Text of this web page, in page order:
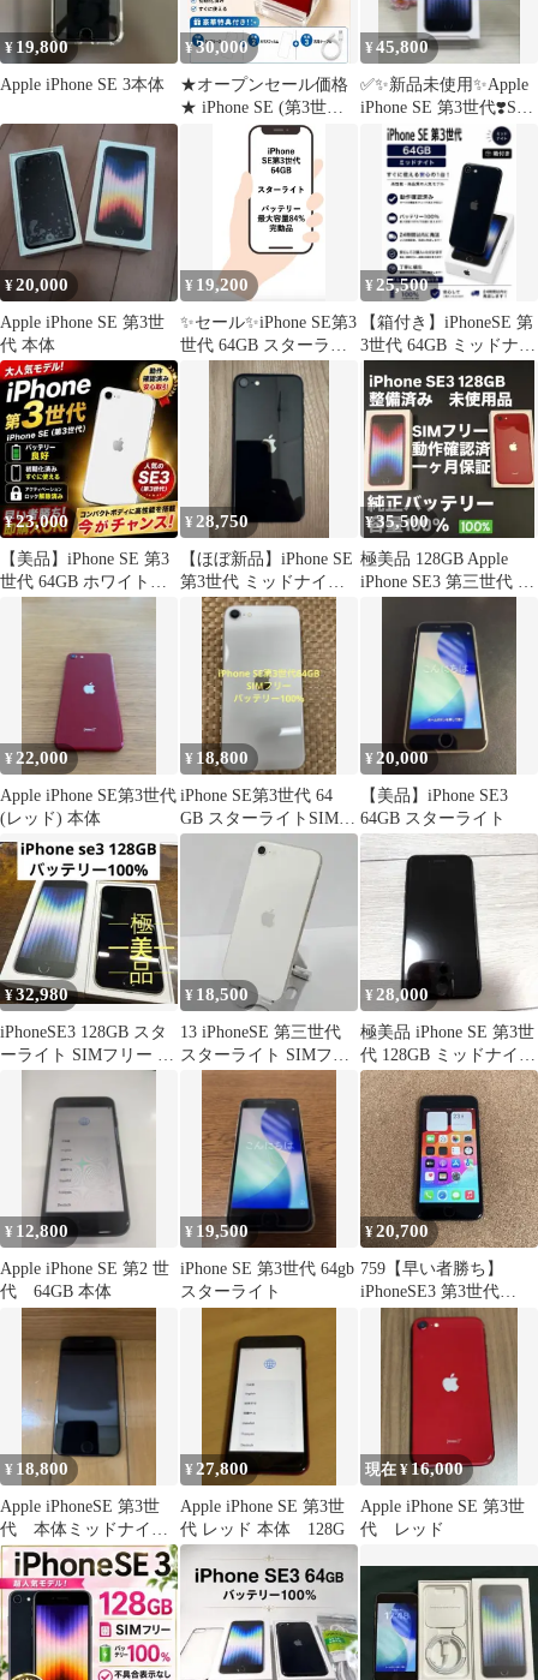
¥ 19,800
Apple iPhone SE 3本体
¥30,000
★オープンセール価格
★ iPhone SE (第3世代)
（PRODUCT)RED
¥45,800
✅✨新品未使用✨Apple
iPhone SE 第3世代❣️SIM
フリー
¥20,000
Apple iPhone SE 第3世
代 本体
¥ 19,200
✨セール✨iPhone SE第3
世代 64GB スターライ
IMEI358974864073006
¥ 25,500
【箱付き】iPhoneSE 第
3世代 64GB ミッドナイ
¥23,000
【美品】iPhone SE 第3
世代 64GB ホワイト
SIMフリー 99％
¥ 28,750
【ほぼ新品】iPhone SE
第3世代 ミッドナイト
SIMフリー
¥35,500
極美品 128GB Apple
iPhone SE3 第三世代 日
¥ 22,000
Apple iPhone SE第3世代
(レッド) 本体
¥ 18,800
iPhone SE第3世代 64
GB スターライトSIMフ
リー【3748】
¥ 20,000
【美品】iPhone SE3
64GB スターライト
¥32,980
iPhoneSE3 128GB スタ
ーライト SIMフリー バ
¥ 18,500
13 iPhoneSE 第三世代
スターライト SIMフリ
ー 画面傷なし
¥28,000
極美品 iPhone SE 第3世
代 128GB ミッドナイト
SIMフリー
¥ 12,800
Apple iPhone SE 第2 世
代 64GB 本体
¥ 19,500
iPhone SE 第3世代 64gb
スターライト
¥20,700
759【早い者勝ち】
iPhoneSE3 第3世代
128GB SIMフリー☆
¥ 18,800
Apple iPhoneSE 第3世
代 本体ミッドナイト
64G SIMロックなし
¥ 27,800
Apple iPhone SE 第3世
代 レッド 本体 128G
現在 ¥16,000
Apple iPhone SE 第3世
代 レッド